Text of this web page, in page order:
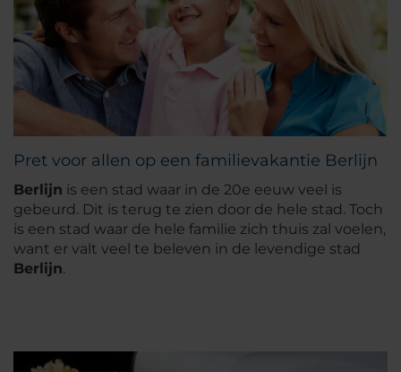
Pret voor allen op een familievakantie Berlijn
Berlijn is een stad waar in de 20e eeuw veel is
gebeurd. Dit is terug te zien door de hele stad. Toch
is een stad waar de hele familie zich thuis zal voelen,
want er valt veel te beleven in de levendige stad
Berlijn.